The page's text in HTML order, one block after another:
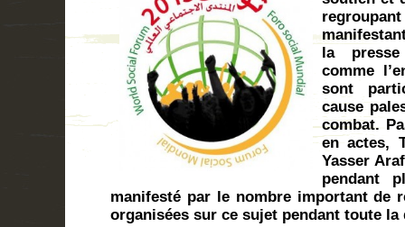
la
comme
sont
cause
combat.
en actes,
Yasser
pendant
manifesté par le nombre important de
organisées sur ce sujet pendant toute la